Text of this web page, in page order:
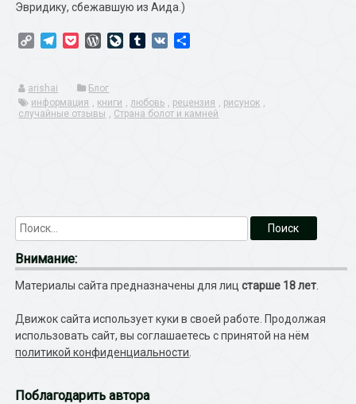
Эвридику, сбежавшую из Аида.)
Copy TelegramPocketWordPress
LiveJournal
Tumblr
VK
arishai
Блог
информация , книги ,любовь , рецензия , рисунок ,
случайные отзывы , Страна болот и камней
Внимание:
Материалы сайта предназначены для лицстарше 18 лет
Движок сайта использует куки в своей работе. Продолжая
использовать сайт, вы соглашаетесь с принятой на нём
политикой конфиденциальности
Поблагодарить автора